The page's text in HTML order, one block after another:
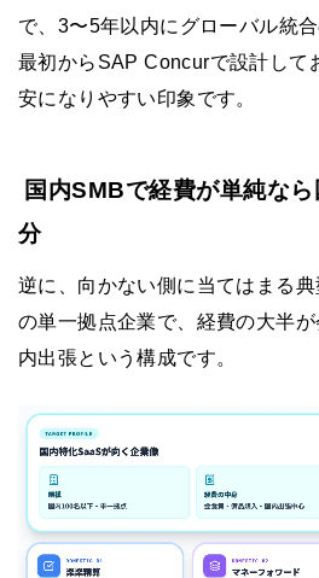
で、3〜5年以内にグローバル統
最初からSAP Concurで設計して
安になりやすい印象です。
国内SMBで経費が単純な
分
逆に、向かない側に当てはまる
の単一拠点企業で、経費の大半
内出張という構成です。